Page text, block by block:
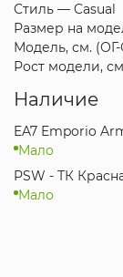
Стиль — Casual
Размер на
Модель, см.
Рост модели,
Наличие
EA7 Emporio
Мало
PSW - ТК
Мало